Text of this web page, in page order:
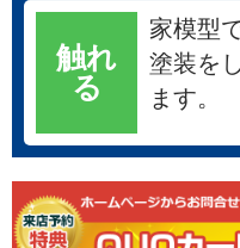
触れ
る
家模型
塗装を
ます。